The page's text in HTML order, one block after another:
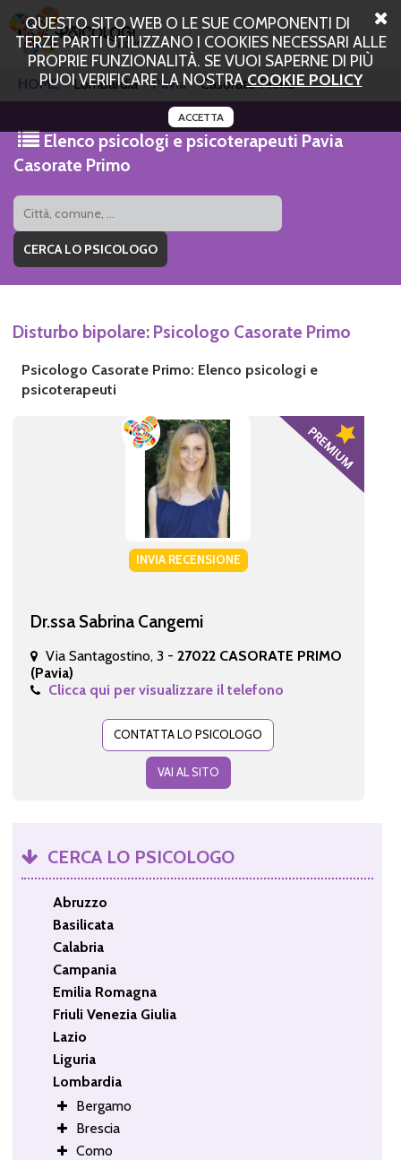
QUESTO SITO WEB O LE SUE COMPONENTI DI
TERZE PARTI UTILIZZANO I COOKIES NECESSARI ALLE
PROPRIE FUNZIONALITÀ. SE VUOI SAPERNE DI PIÙ
PUOI VERIFICARE LA NOSTRACOOKIE POLICY
ACCETTA
HOME Lombardia Pavia Casorate Primo
Elenco psicologi e psicoterapeuti Pavia
Casorate Primo
Disturbo bipolare: Psicologo Casorate Primo
Psicologo Casorate Primo: Elenco psicologi e
psicoterapeuti
INVIA RECENSIONE
Dr.ssa Sabrina Cangemi
Via Santagostino, 3 - 27022 CASORATE PRIMO
(Pavia)
Clicca qui per visualizzare il telefono
CONTATTA LO PSICOLOGO
VAI AL SITO
CERCA LO PSICOLOGO
Abruzzo
Basilicata
Calabria
Campania
Emilia Romagna
Friuli Venezia Giulia
Lazio
Liguria
Lombardia
Bergamo
Brescia
Como